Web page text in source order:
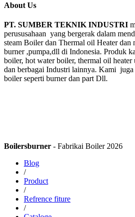
About Us
PT. SUMBER TEKNIK INDUSTRI
perususahaan yang bergerak dalam
steam Boiler dan Thermal oil Heater
burner ,pumpa,dll di Indonesia. Produk
boiler, hot water boiler, thermal oil
dan berbagai Industri lainnya. Kami juga
boiler seperti burner dan part Dll.
Boilersburner - Fabrikai Boiler 2026
Blog
/
Product
/
Refrence fiture
/